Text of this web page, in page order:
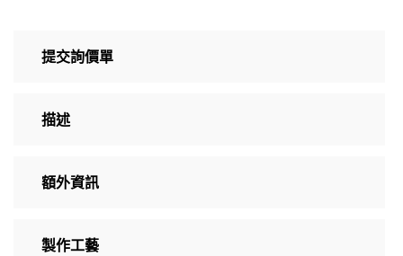
提交詢價單
描述
額外資訊
製作工藝